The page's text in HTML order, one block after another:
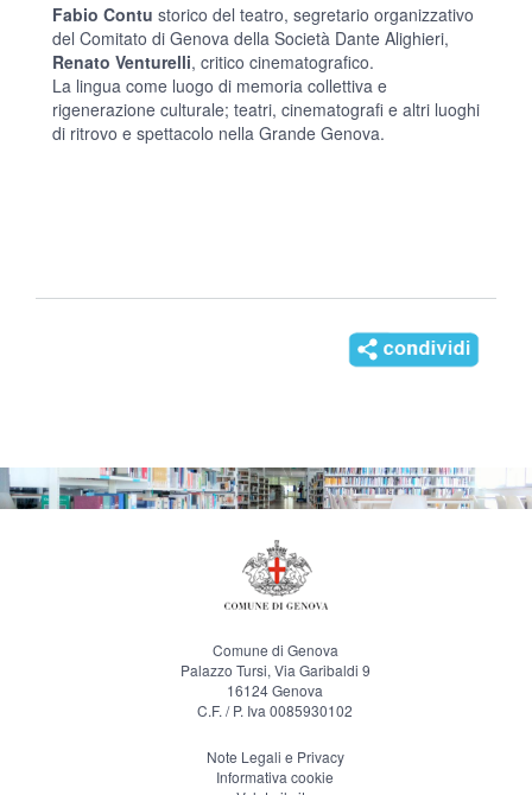
Fabio Contu storico del teatro, segretario organizzativo
del Comitato di Genova della Società Dante Alighieri,
Renato Venturelli, critico cinematografico.
La lingua come luogo di memoria collettiva e
rigenerazione culturale; teatri, cinematografi e altri luoghi
di ritrovo e spettacolo nella Grande Genova.
Comune di Genova
Palazzo Tursi, Via Garibaldi 9
16124 Genova
C.F. / P. Iva 0085930102
Note Legali e Privacy
Informativa cookie